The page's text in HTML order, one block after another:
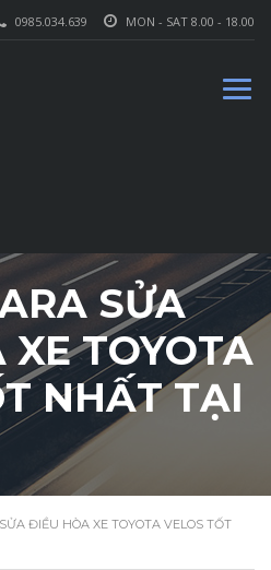
MON - SAT 8.00 - 18.00
0985.034.639
SỬA
TOYOTA
NHẤT TẠI
ĐIỀU HÒA XE TOYOTA VELOS TỐT